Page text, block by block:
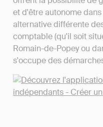
et d'être autonome
alternative différente
comptable (qu'il soit
Romain-de-Popey ou
s'occupe des